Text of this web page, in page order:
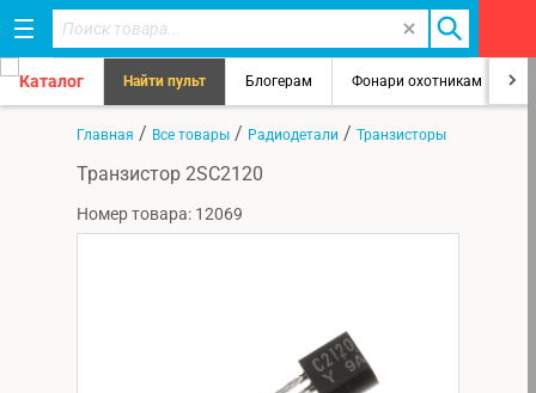
Каталог Найти пульт Блогерам Фонари охотникам
Главная / Все товары / Радиодетали / Транзисторы
Транзистор 2SC2120
Номер товара: 12069